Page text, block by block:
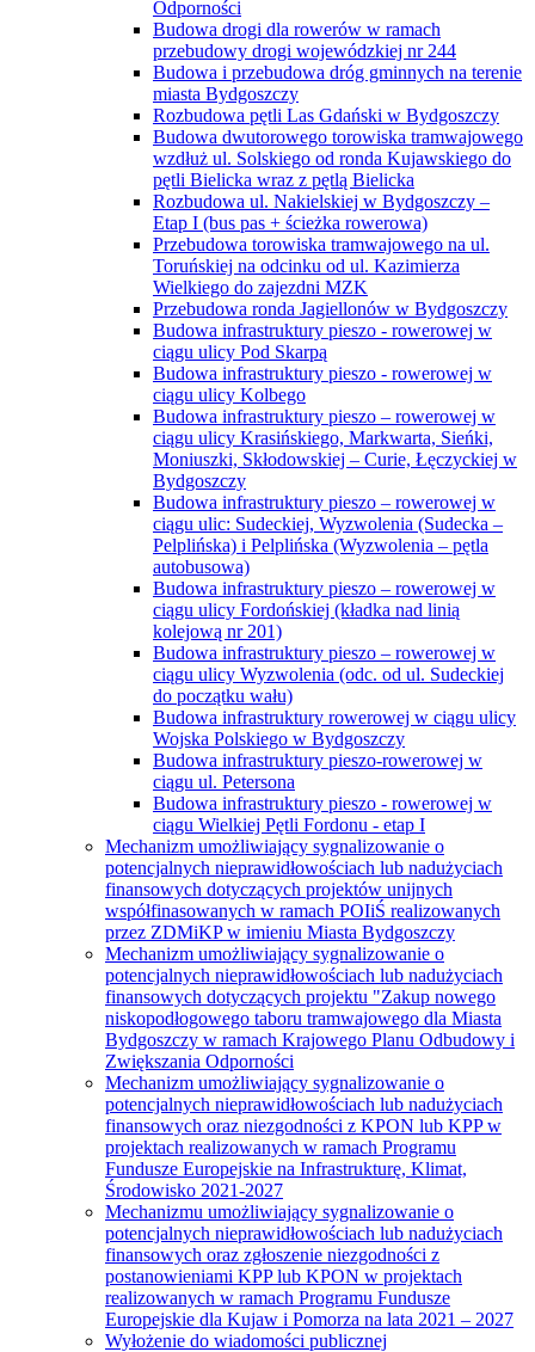
Odporności
Budowa drogi dla rowerów w ramach
przebudowy drogi wojewódzkiej nr 244
Budowa i przebudowa dróg gminnych na terenie
miasta Bydgoszczy
Rozbudowa pętli Las Gdański w Bydgoszczy
Budowa dwutorowego torowiska tramwajowego
wzdłuż ul. Solskiego od ronda Kujawskiego do
pętli Bielicka wraz z pętlą Bielicka
Rozbudowa ul. Nakielskiej w Bydgoszczy –
Etap I (bus pas + ścieżka rowerowa)
Przebudowa torowiska tramwajowego na ul.
Toruńskiej na odcinku od ul. Kazimierza
Wielkiego do zajezdni MZK
Przebudowa ronda Jagiellonów w Bydgoszczy
Budowa infrastruktury pieszo - rowerowej w
ciągu ulicy Pod Skarpą
Budowa infrastruktury pieszo - rowerowej w
ciągu ulicy Kolbego
Budowa infrastruktury pieszo – rowerowej w
ciągu ulicy Krasińskiego, Markwarta, Sieńki,
Moniuszki, Skłodowskiej – Curie, Łęczyckiej w
Bydgoszczy
Budowa infrastruktury pieszo – rowerowej w
ciągu ulic: Sudeckiej, Wyzwolenia (Sudecka –
Pelplińska) i Pelplińska (Wyzwolenia – pętla
autobusowa)
Budowa infrastruktury pieszo – rowerowej w
ciągu ulicy Fordońskiej (kładka nad linią
kolejową nr 201)
Budowa infrastruktury pieszo – rowerowej w
ciągu ulicy Wyzwolenia (odc. od ul. Sudeckiej
do początku wału)
Budowa infrastruktury rowerowej w ciągu ulicy
Wojska Polskiego w Bydgoszczy
Budowa infrastruktury pieszo-rowerowej w
ciągu ul. Petersona
Budowa infrastruktury pieszo - rowerowej w
ciągu Wielkiej Pętli Fordonu - etap I
Mechanizm umożliwiający sygnalizowanie o
potencjalnych nieprawidłowościach lub nadużyciach
finansowych dotyczących projektów unijnych
współfinasowanych w ramach POIiŚ realizowanych
przez ZDMiKP w imieniu Miasta Bydgoszczy
Mechanizm umożliwiający sygnalizowanie o
potencjalnych nieprawidłowościach lub nadużyciach
finansowych dotyczących projektu "Zakup nowego
niskopodłogowego taboru tramwajowego dla Miasta
Bydgoszczy w ramach Krajowego Planu Odbudowy i
Zwiększania Odporności
Mechanizm umożliwiający sygnalizowanie o
potencjalnych nieprawidłowościach lub nadużyciach
finansowych oraz niezgodności z KPON lub KPP w
projektach realizowanych w ramach Programu
Fundusze Europejskie na Infrastrukturę, Klimat,
Środowisko 2021-2027
Mechanizmu umożliwiający sygnalizowanie o
potencjalnych nieprawidłowościach lub nadużyciach
finansowych oraz zgłoszenie niezgodności z
postanowieniami KPP lub KPON w projektach
realizowanych w ramach Programu Fundusze
Europejskie dla Kujaw i Pomorza na lata 2021 – 2027
Wyłożenie do wiadomości publicznej